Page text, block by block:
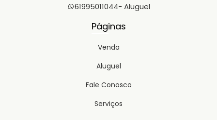
61995011044- Aluguel
Páginas
Venda
Aluguel
Fale Conosco
Serviços